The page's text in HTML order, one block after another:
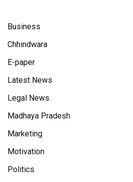
Business
Chhindwara
E-paper
Latest News
Legal News
Madhaya Pradesh
Marketing
Motivation
Politics